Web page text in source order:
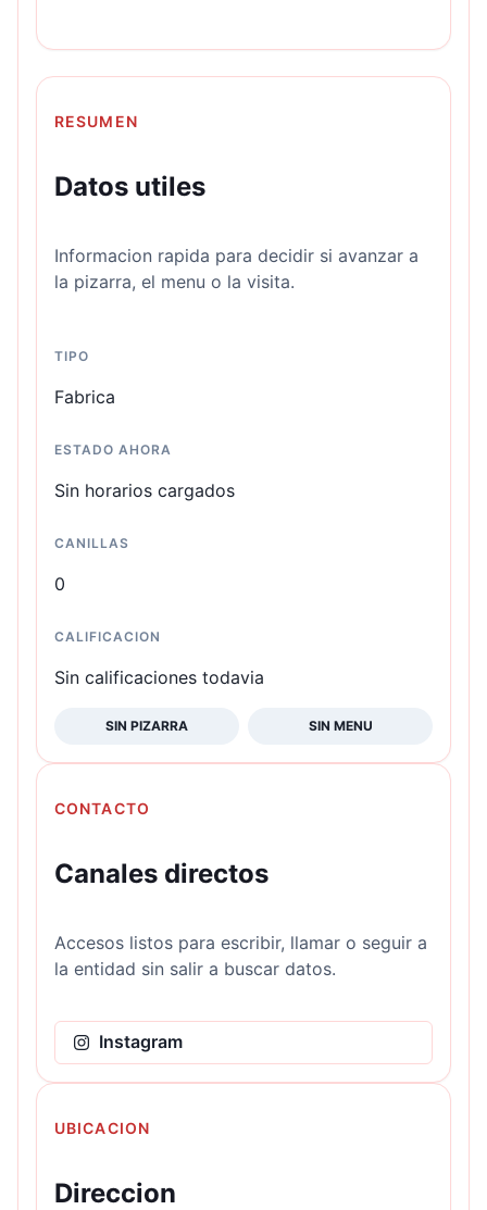
RESUMEN
Datos utiles
Informacion rapida para decidir si avanzar a
la pizarra, el menu o la visita.
TIPO
Fabrica
ESTADO AHORA
Sin horarios cargados
CANILLAS
0
CALIFICACION
Sin calificaciones todavia
SIN PIZARRA SIN MENU
CONTACTO
Canales directos
Accesos listos para escribir, llamar o seguir a
la entidad sin salir a buscar datos.
Instagram
UBICACION
Direccion